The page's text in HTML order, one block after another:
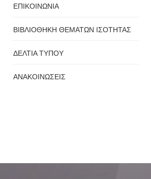
ΕΠΙΚΟΙΝΩΝΙΑ
ΒΙΒΛΙΟΘΗΚΗ ΘΕΜΑΤΩΝ ΙΣΟΤΗΤΑΣ
ΔΕΛΤΙΑ ΤΥΠΟΥ
ΑΝΑΚΟΙΝΩΣΕΙΣ